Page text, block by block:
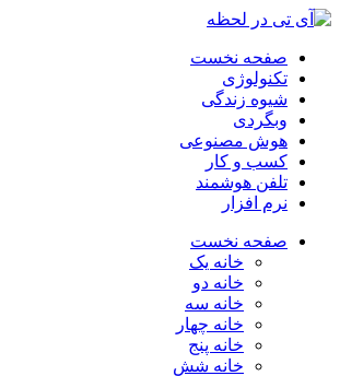
صفحه نخست
تکنولوژی
شیوه زندگی
وبگردی
هوش مصنوعی
کسب و کار
تلفن هوشمند
نرم افزار
صفحه نخست
خانه یک
خانه دو
خانه سه
خانه چهار
خانه پنج
خانه شش